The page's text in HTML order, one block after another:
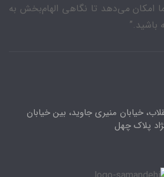
امکان می‌دهد تا نگاهی الهام‌بخش به
باشید.”
خیابان منیری جاوید، بین خیابان
پلاک چهل